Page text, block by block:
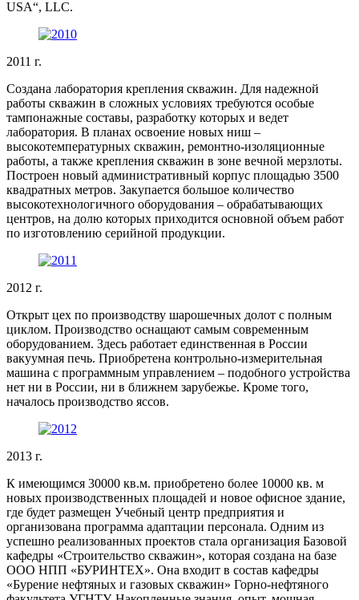
USA“, LLC.
2011 г.
Создана лаборатория крепления скважин. Для надежной
работы скважин в сложных условиях требуются особые
тампонажные составы, разработку которых и ведет
лаборатория. В планах освоение новых ниш –
высокотемпературных скважин, ремонтно-изоляционные
работы, а также крепления скважин в зоне вечной мерзлоты.
Построен новый административный корпус площадью 3500
квадратных метров. Закупается большое количество
высокотехнологичного оборудования – обрабатывающих
центров, на долю которых приходится основной объем работ
по изготовлению серийной продукции.
2012 г.
Открыт цех по производству шарошечных долот с полным
циклом. Производство оснащают самым современным
оборудованием. Здесь работает единственная в России
вакуумная печь. Приобретена контрольно-измерительная
машина с программным управлением – подобного устройства
нет ни в России, ни в ближнем зарубежье. Кроме того,
началось производство яссов.
2013 г.
К имеющимся 30000 кв.м. приобретено более 10000 кв. м
новых производственных площадей и новое офисное здание,
где будет размещен Учебный центр предприятия и
организована программа адаптации персонала. Одним из
успешно реализованных проектов стала организация Базовой
кафедры «Строительство скважин», которая создана на базе
ООО НПП «БУРИНТЕХ». Она входит в состав кафедры
«Бурение нефтяных и газовых скважин» Горно-нефтяного